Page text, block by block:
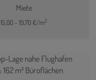
Miete
15,00 - 19,70 €/m2